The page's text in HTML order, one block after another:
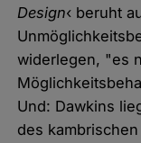
Design‹ beruht
widerlegen, "es
Und: Dawkins
des